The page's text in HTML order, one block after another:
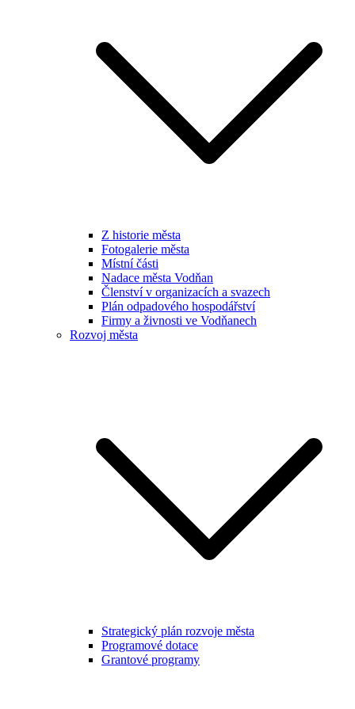
Z historie města
Fotogalerie města
Místní části
Nadace města Vodňan
Členství v organizacích a svazech
Plán odpadového hospodářství
Firmy a živnosti ve Vodňanech
Rozvoj města
Strategický plán rozvoje města
Programové dotace
Grantové programy